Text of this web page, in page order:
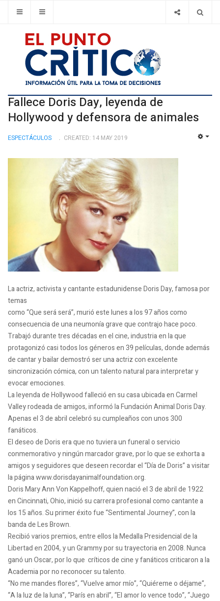
Fallece Doris Day, leyenda de
Hollywood y defensora de animales
ESPECTÁCULOS CREATED: 14 MAY 2019
La actriz, activista y cantante estadunidense Doris Day, famosa por
temas
como “Que será será”, murió este lunes a los 97 años como
consecuencia de una neumonía grave que contrajo hace poco.
Trabajó durante tres décadas en el cine, industria en la que
protagonizó casi todos los géneros en 39 películas, donde además
de cantar y bailar demostró ser una actriz con excelente
sincronización cómica, con un talento natural para interpretar y
evocar emociones.
La leyenda de Hollywood falleció en su casa ubicada en Carmel
Valley rodeada de amigos, informó la Fundación Animal Doris Day.
Apenas el 3 de abril celebró su cumpleaños con unos 300
fanáticos.
El deseo de Doris era que no tuviera un funeral o servicio
conmemorativo y ningún marcador grave, por lo que se exhorta a
amigos y seguidores que deseen recordar el “Día de Doris” a visitar
la página www.dorisdayanimalfoundation.org.
Doris Mary Ann Von Kappelhoff, quien nació el 3 de abril de 1922
en Cincinnati, Ohio, inició su carrera profesional como cantante a
los 15 años. Su primer éxito fue “Sentimental Journey”, con la
banda de Les Brown.
Recibió varios premios, entre ellos la Medalla Presidencial de la
Libertad en 2004, y un Grammy por su trayectoria en 2008. Nunca
ganó un Oscar, por lo que críticos de cine y fanáticos criticaron a la
Academia por no reconocer su talento.
“No me mandes flores”, “Vuelve amor mío”, “Quiéreme o déjame”,
“A la luz de la luna”, “París en abril”, “El amor lo vence todo”, “Juego